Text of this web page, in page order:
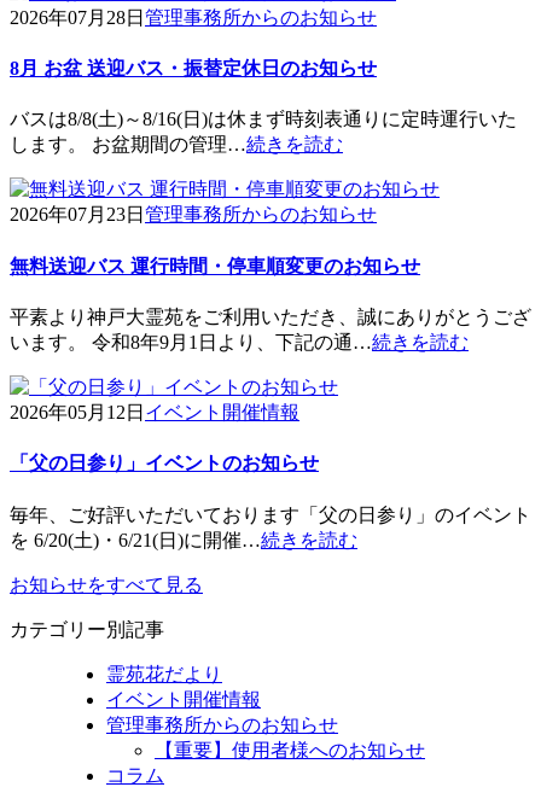
2026年07月28日 管理事務所からのお知らせ
8月 お盆 送迎バス・振替定休日のお知らせ
バスは8/8(土)～8/16(日)は休まず時刻表通りに定時運行いた
します。 お盆期間の管理…続きを読む
2026年07月23日 管理事務所からのお知らせ
無料送迎バス 運行時間・停車順変更のお知らせ
平素より神戸大霊苑をご利用いただき、誠にありがとうござ
います。 令和8年9月1日より、下記の通…続きを読む
2026年05月12日 イベント開催情報
「父の日参り」イベントのお知らせ
毎年、ご好評いただいております「父の日参り」のイベント
を 6/20(土)・6/21(日)に開催…続きを読む
お知らせをすべて見る
カテゴリー別記事
霊苑花だより
イベント開催情報
管理事務所からのお知らせ
【重要】使用者様へのお知らせ
コラム